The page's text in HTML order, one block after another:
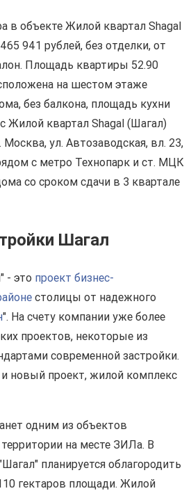
в объекте Жилой квартал Shagal
941 рублей, без отделки, от
Площадь квартиры 52.90
на шестом этаже
без балкона, площадь кухни
Жилой квартал Shagal (Шагал)
Москва, ул. Автозаводская, вл. 23,
с метро Технопарк и ст. МЦК
со сроком сдачи в 3 квартале
Шагал
- это проект бизнес-
столицы от надежного
". На счету компании уже более
проектов, некоторые из
современной застройки.
новый проект, жилой комплекс
одним из объектов
на месте ЗИЛа. В
планируется облагородить
гектаров площади. Жилой